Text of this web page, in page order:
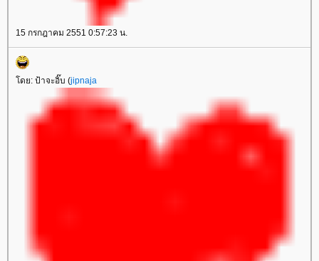
15 กรกฎาคม 2551 0:57:23 น.
ดย: ป้าจะอิ๊บ (jipnaja